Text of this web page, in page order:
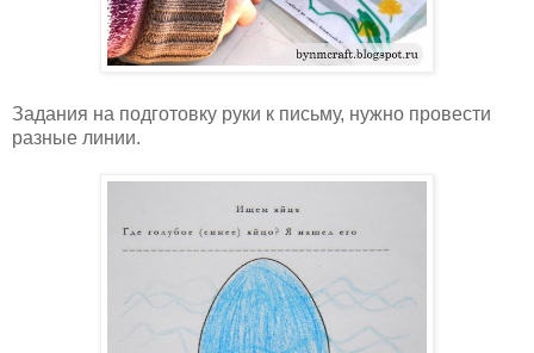
Задания на подготовку руки к письму, нужно провести
разные линии.